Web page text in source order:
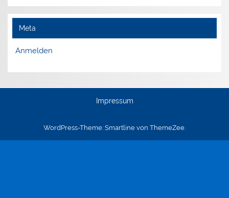
Meta
Anmelden
Impressum
WordPress-Theme: Smartline von ThemeZee.